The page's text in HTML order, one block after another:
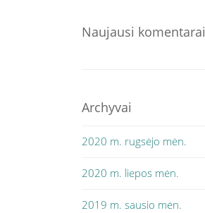
Naujausi komentarai
Archyvai
2020 m. rugsėjo mėn.
2020 m. liepos mėn.
2019 m. sausio mėn.